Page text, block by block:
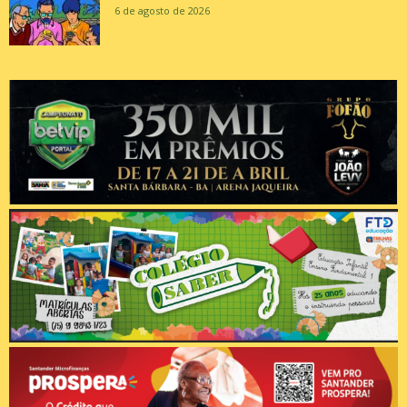
6 de agosto de 2026